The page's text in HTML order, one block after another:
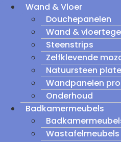
Wand & Vloer
Douchepanelen
Wand &
Steenstrips
Zelfklevende
Natuursteen
Wandpanelen
Onderhoud
Badkamermeubels
Wastafelmeubels